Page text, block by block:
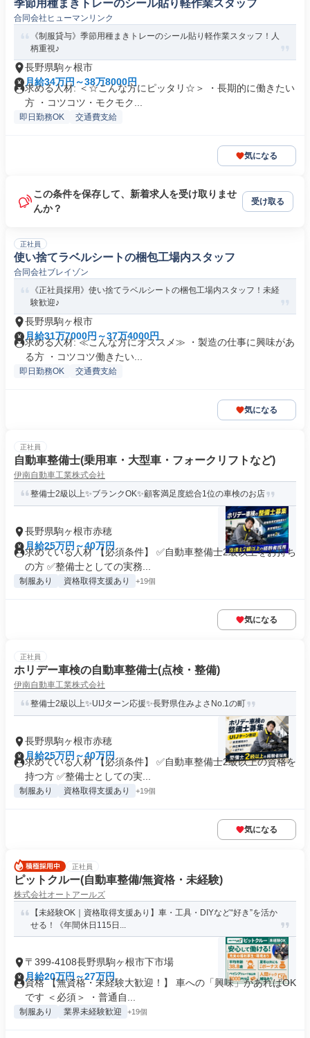
季節用種まきトレーのシール貼り軽作業スタッフ
合同会社ヒューマンリンク
《制服貸与》季節用種まきトレーのシール貼り軽作業スタッフ！人
柄重視♪
長野県駒ヶ根市
月給34万円～38万8000円
求める人材: ＜☆こんな方にピッタリ☆＞ ・長期的に働きたい
方 ・コツコツ・モクモク...
即日勤務OK 交通費支給
気になる
この条件を保存して、新着求人を受け取りませ
んか？
受け取る
正社員
使い捨てラベルシートの梱包工場内スタッフ
合同会社ブレイゾン
《正社員採用》使い捨てラベルシートの梱包工場内スタッフ！未経
験歓迎♪
長野県駒ヶ根市
月給31万7000円～37万4000円
求める人材: ≪こんな方にオススメ≫ ・製造の仕事に興味があ
る方 ・コツコツ働きたい...
即日勤務OK 交通費支給
気になる
正社員
自動車整備士(乗用車・大型車・フォークリフトなど)
伊南自動車工業株式会社
整備士2級以上✨ブランクOK✨顧客満足度総合1位の車検のお店
長野県駒ヶ根市赤穂
月給25万円～40万円
求めている人材 【必須条件】 ✅自動車整備士2級以上をお持ち
の方 ✅整備士としての実務...
制服あり 資格取得支援あり +19個
気になる
正社員
ホリデー車検の自動車整備士(点検・整備)
伊南自動車工業株式会社
整備士2級以上✨UIJターン応援✨長野県住みよさNo.1の町
長野県駒ヶ根市赤穂
月給25万円～40万円
求めている人材 【必須条件】 ✅自動車整備士2級以上の資格を
持つ方 ✅整備士としての実...
制服あり 資格取得支援あり +19個
気になる
正社員
ピットクルー(自動車整備/無資格・未経験)
株式会社オートアールズ
【未経験OK｜資格取得支援あり】車・工具・DIYなど“好き”を活か
せる！《年間休日115日...
〒399-4108長野県駒ヶ根市下市場
月給20万円～27万円
資格 【無資格・未経験大歓迎！】 車への「興味」があればOK
です ＜必須＞ ・普通自...
制服あり 業界未経験歓迎 +19個